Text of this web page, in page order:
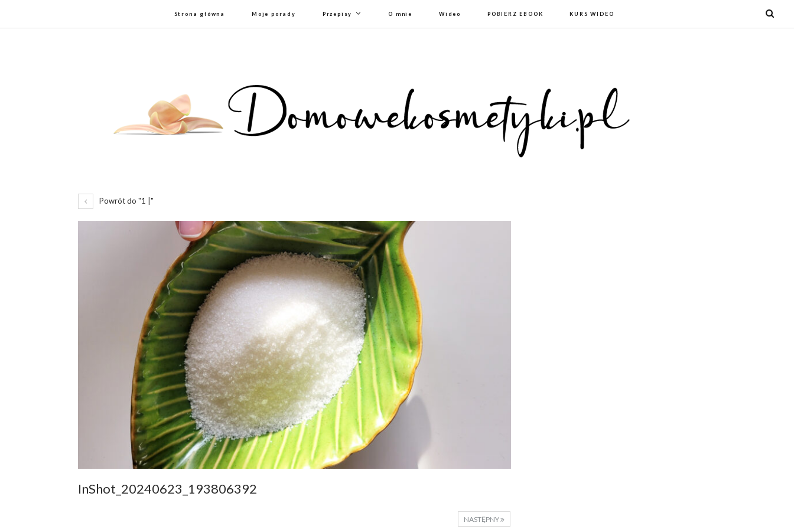
Strona główna Moje porady Przepisy O mnie Wideo POBIERZ EBOOK KURS WIDEO
Powrót do "1 |"
InShot_20240623_193806392
NASTĘPNY